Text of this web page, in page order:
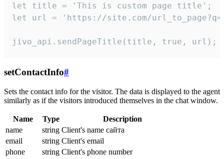
let title = 'This is custom page title';
let url = 'https://site.com/
jivo_api.sendPageTitle(title, true, url);
setContactInfo#
Sets the contact info for the visitor. The data is displayed to the agent
similarly as if the visitors introduced themselves in the chat window.
Name Type
Description
name
string Client's name сайта
email
string Client's email
phone
string Client's phone number